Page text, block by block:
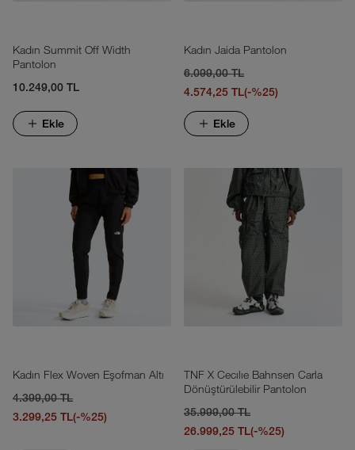
Kadın Summit Off Width
Pantolon
10.249,00 TL
Ekle
Kadın Jaida Pantolon
6.099,00 TL
4.574,25 TL(-%25)
Ekle
Kadın Flex Woven Eşofman Altı
4.399,00 TL
3.299,25 TL(-%25)
TNF X Cecılıe Bahnsen Carla
Dönüştürülebilir Pantolon
35.999,00 TL
26.999,25 TL(-%25)